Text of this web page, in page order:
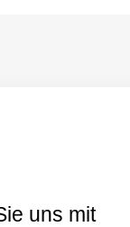
uns mit